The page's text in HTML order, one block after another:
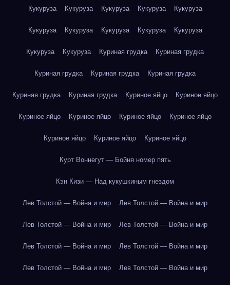
Кукуруза Кукуруза Кукуруза Кукуруза Кукуруза
Кукуруза Кукуруза Кукуруза Кукуруза Кукуруза
Кукуруза Кукуруза Куриная грудка Куриная грудка
Куриная грудка Куриная грудка Куриная грудка
Куриная грудка Куриная грудка Куриное яйцо Куриное яйцо
Куриное яйцо Куриное яйцо Куриное яйцо Куриное яйцо
Куриное яйцо Куриное яйцо Куриное яйцо
Курт Воннегут — Бойня номер пять
Кэн Кизи — Над кукушкиным гнездом
Лев Толстой — Война и мир Лев Толстой — Война и мир
Лев Толстой — Война и мир Лев Толстой — Война и мир
Лев Толстой — Война и мир Лев Толстой — Война и мир
Лев Толстой — Война и мир Лев Толстой — Война и мир